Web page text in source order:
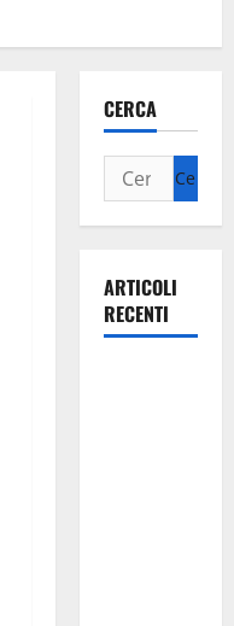
CERCA
ARTICOLI
RECENTI